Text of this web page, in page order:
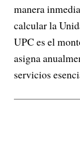
manera
calcular la
UPC es el
asigna
servicios